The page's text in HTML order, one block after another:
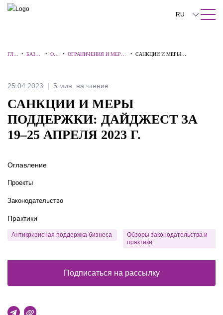
ПОИСК ПО САЙТУ Закрыть
RU
Italiano
ГЛА
•БАЗА
•ОБЗ
•ОГРАНИЧЕНИЯ И МЕРЫ
•САНКЦИИ И МЕРЫ
25.04.2023 5 мин. на чтение
САНКЦИИ И МЕРЫ
ПОДДЕРЖКИ: ДАЙДЖЕСТ ЗА
19–25 АПРЕЛЯ 2023 Г.
Оглавление
Проекты
Законодательство
Практики
Антикризисная поддержка бизнеса
Обзоры законодательства и
практики
Подписаться на рассылку